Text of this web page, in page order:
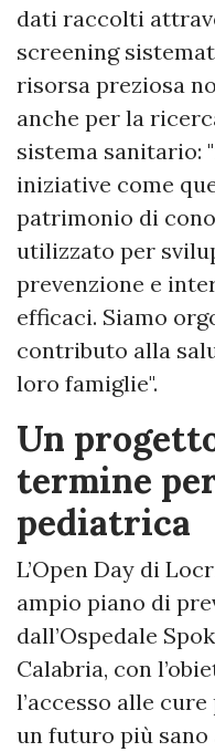
dati raccolti
screening
risorsa preziosa
anche per la
sistema sanitario:
iniziative come
patrimonio di
utilizzato per
prevenzione e
efficaci. Siamo
contributo alla
loro famiglie".
Un
termine
pediatrica
L’Open Day di
ampio piano di
dall’Ospedale
Calabria, con
l’accesso alle
un futuro più